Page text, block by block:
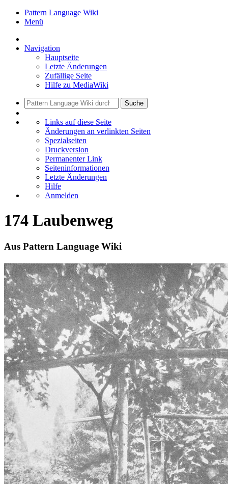
Pattern Language Wiki
Menü
Navigation
Hauptseite
Letzte Änderungen
Zufällige Seite
Hilfe zu MediaWiki
Suche
Links auf diese Seite
Änderungen an verlinkten Seiten
Spezialseiten
Druckversion
Permanenter Link
Seiten­informationen
Letzte Änderungen
Hilfe
Anmelden
174 Laubenweg
Aus Pattern Language Wiki